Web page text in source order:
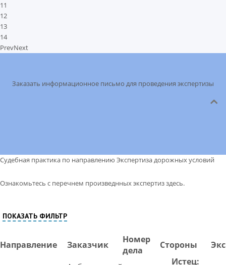
11
12
13
14
PrevNext
Заказать информационное письмо для проведения экспертизы
Судебная практика по направлению Экспертиза дорожных условий
Ознакомьтесь с перечнем произведнных экспертиз здесь.
ПОКАЗАТЬ ФИЛЬТР
Направление Заказчик
Номер
дела
Стороны
Истец: